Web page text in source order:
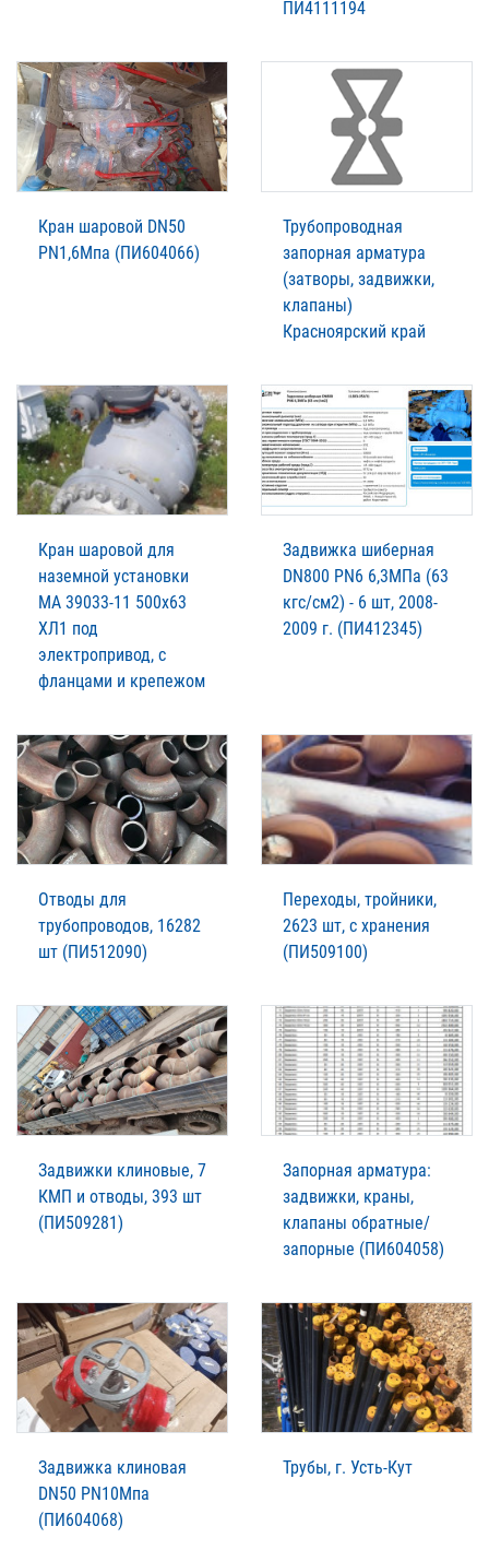
ПИ4111194
Кран шаровой DN50
PN1,6Мпа (ПИ604066)
Трубопроводная
запорная арматура
(затворы, задвижки,
клапаны)
Красноярский край
Кран шаровой для
наземной установки
МА 39033-11 500х63
ХЛ1 под
электропривод, с
фланцами и крепежом
Задвижка шиберная
DN800 PN6 6,3МПа (63
кгс/см2) - 6 шт, 2008-
2009 г. (ПИ412345)
Отводы для
трубопроводов, 16282
шт (ПИ512090)
Переходы, тройники,
2623 шт, с хранения
(ПИ509100)
Задвижки клиновые, 7
КМП и отводы, 393 шт
(ПИ509281)
Запорная арматура:
задвижки, краны,
клапаны обратные/
запорные (ПИ604058)
Задвижка клиновая
DN50 PN10Мпа
(ПИ604068)
Трубы, г. Усть-Кут